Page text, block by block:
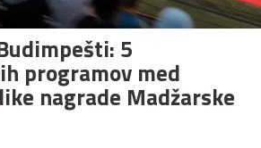
5
programov med
nagrade Madžarske